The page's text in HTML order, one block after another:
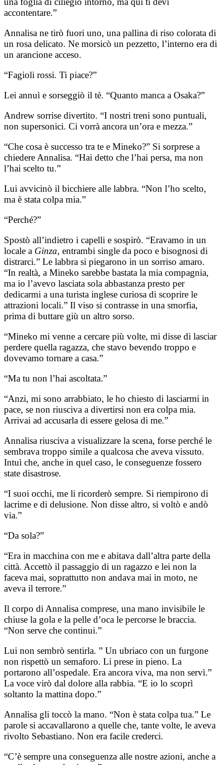
accontentare.”
Annalisa ne tirò fuori uno, una pallina di riso colorata di
un rosa delicato. Ne morsicò un pezzetto, l’interno era di
un arancione acceso.
“Fagioli rossi. Ti piace?”
Lei annuì e sorseggiò il tè. “Quanto manca a Osaka?”
Andrew sorrise divertito. “I nostri treni sono puntuali,
non supersonici. Ci vorrà ancora un’ora e mezza.”
“Che cosa è successo tra te e Mineko?” Si sorprese a
chiedere Annalisa. “Hai detto che l’hai persa, ma non
l’hai scelto tu.”
Lui avvicinò il bicchiere alle labbra. “Non l’ho scelto,
ma è stata colpa mia.”
“Perché?”
Spostò all’indietro i capelli e sospirò. “Eravamo in un
locale a Ginza, entrambi single da poco e bisognosi di
distrarci.” Le labbra si piegarono in un sorriso amaro.
“In realtà, a Mineko sarebbe bastata la mia compagnia,
ma io l’avevo lasciata sola abbastanza presto per
dedicarmi a una turista inglese curiosa di scoprire le
attrazioni locali.” Il viso si contrasse in una smorfia,
prima di buttare giù un altro sorso.
“Mineko mi venne a cercare più volte, mi disse di lasciar
perdere quella ragazza, che stavo bevendo troppo e
dovevamo tornare a casa.”
“Ma tu non l’hai ascoltata.”
“Anzi, mi sono arrabbiato, le ho chiesto di lasciarmi in
pace, se non riusciva a divertirsi non era colpa mia.
Arrivai ad accusarla di essere gelosa di me.”
Annalisa riusciva a visualizzare la scena, forse perché le
sembrava troppo simile a qualcosa che aveva vissuto.
Intuì che, anche in quel caso, le conseguenze fossero
state disastrose.
“I suoi occhi, me li ricorderò sempre. Si riempirono di
lacrime e di delusione. Non disse altro, si voltò e andò
via.”
“Da sola?”
“Era in macchina con me e abitava dall’altra parte della
città. Accettò il passaggio di un ragazzo e lei non la
faceva mai, soprattutto non andava mai in moto, ne
aveva il terrore.”
Il corpo di Annalisa comprese, una mano invisibile le
chiuse la gola e la pelle d’oca le percorse le braccia.
“Non serve che continui.”
Lui non sembrò sentirla. ” Un ubriaco con un furgone
non rispettò un semaforo. Li prese in pieno. La
portarono all’ospedale. Era ancora viva, ma non servì.”
La voce virò dal dolore alla rabbia. “E io lo scoprì
soltanto la mattina dopo.”
Annalisa gli toccò la mano. “Non è stata colpa tua.” Le
parole si accavallarono a quelle che, tante volte, le aveva
rivolto Sebastiano. Non era facile crederci.
“C’è sempre una conseguenza alle nostre azioni, anche a